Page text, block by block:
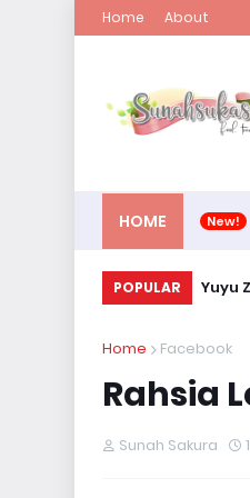
Home About
HOME
POPULAR Yuyu
Home Facebook
Rahsia
Sunah Sakura